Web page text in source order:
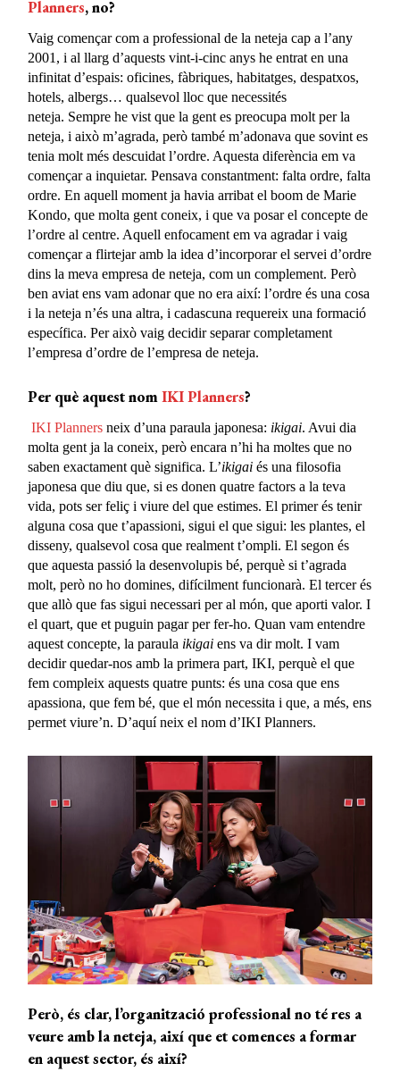
Planners, no?
Vaig començar com a professional de la neteja cap a l’any
2001, i al llarg d’aquests vint-i-cinc anys he entrat en una
infinitat d’espais: oficines, fàbriques, habitatges, despatxos,
hotels, albergs… qualsevol lloc que necessités
neteja. Sempre he vist que la gent es preocupa molt per la
neteja, i això m’agrada, però també m’adonava que sovint es
tenia molt més descuidat l’ordre. Aquesta diferència em va
començar a inquietar. Pensava constantment: falta ordre, falta
ordre. En aquell moment ja havia arribat el boom de Marie
Kondo, que molta gent coneix, i que va posar el concepte de
l’ordre al centre. Aquell enfocament em va agradar i vaig
començar a flirtejar amb la idea d’incorporar el servei d’ordre
dins la meva empresa de neteja, com un complement. Però
ben aviat ens vam adonar que no era així: l’ordre és una cosa
i la neteja n’és una altra, i cadascuna requereix una formació
específica. Per això vaig decidir separar completament
l’empresa d’ordre de l’empresa de neteja.
Per què aquest nomIKI Planners?
IKI Planners neix d’una paraula japonesa: ikigai. Avui dia
molta gent ja la coneix, però encara n’hi ha moltes que no
saben exactament què significa. L’ikigai és una filosofia
japonesa que diu que, si es donen quatre factors a la teva
vida, pots ser feliç i viure del que estimes. El primer és tenir
alguna cosa que t’apassioni, sigui el que sigui: les plantes, el
disseny, qualsevol cosa que realment t’ompli. El segon és
que aquesta passió la desenvolupis bé, perquè si t’agrada
molt, però no ho domines, difícilment funcionarà. El tercer és
que allò que fas sigui necessari per al món, que aporti valor. I
el quart, que et puguin pagar per fer-ho. Quan vam entendre
aquest concepte, la paraula ikigai ens va dir molt. I vam
decidir quedar-nos amb la primera part, IKI, perquè el que
fem compleix aquests quatre punts: és una cosa que ens
apassiona, que fem bé, que el món necessita i que, a més, ens
permet viure’n. D’aquí neix el nom d’IKI Planners.
Però, és clar, l’organització professional no té res a
veure amb la neteja, així que et comences aformar
en aquest sector, és així?